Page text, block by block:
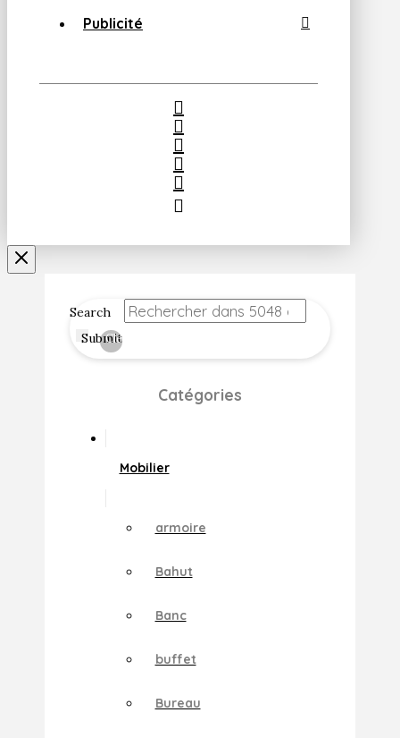
Publicité
Search
Submit
Clear
Catégories
Mobilier
armoire
Bahut
Banc
buffet
Bureau